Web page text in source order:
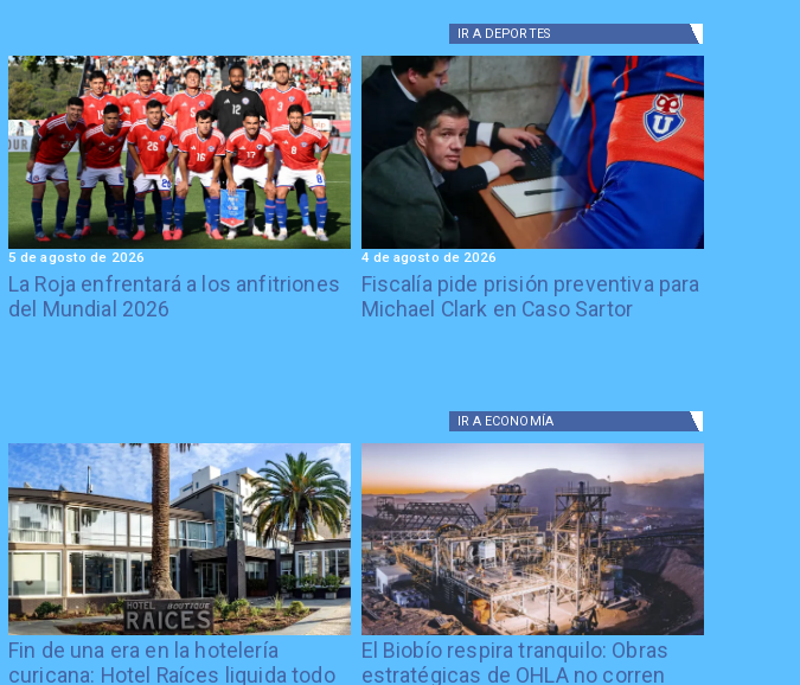
IR A DEPORTES
La Roja enfrentará a los anfitriones
del Mundial 2026
5 de agosto de 2026
Fiscalía pide prisión preventiva para
Michael Clark en Caso Sartor
4 de agosto de 2026
IR A ECONOMÍA
Fin de una era en la hotelería
curicana: Hotel Raíces liquida todo
El Biobío respira tranquilo: Obras
estratégicas de OHLA no corren